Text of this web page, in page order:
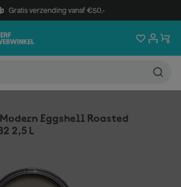
Gratis verzending vanaf €50,-
Eggshell Roasted
2,5 L